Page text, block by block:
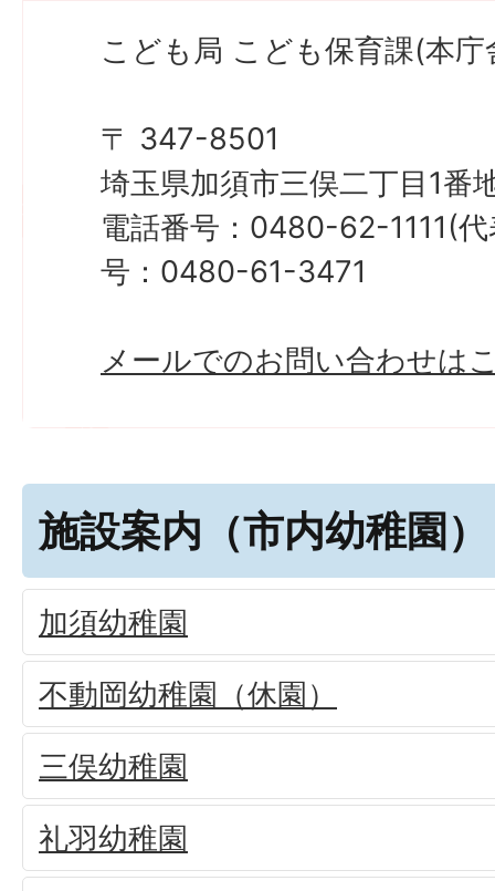
こども局 こども保育課(本
〒 347-8501
埼玉県加須市三俣二丁目1番
電話番号：0480-62-1111(
号：0480-61-3471
メールでのお問い合わせは
施設案内（市内幼稚園）
加須幼稚園
不動岡幼稚園（休園）
三俣幼稚園
礼羽幼稚園